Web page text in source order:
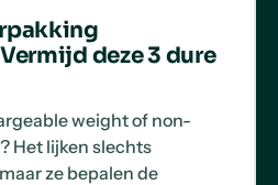
deze 3 dure
weight of non-
Het lijken slechts
ze bepalen de